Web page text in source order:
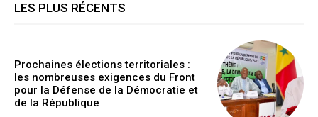
LES PLUS RÉCENTS
Prochaines élections territoriales :
les nombreuses exigences du Front
pour la Défense de la Démocratie et
de la République